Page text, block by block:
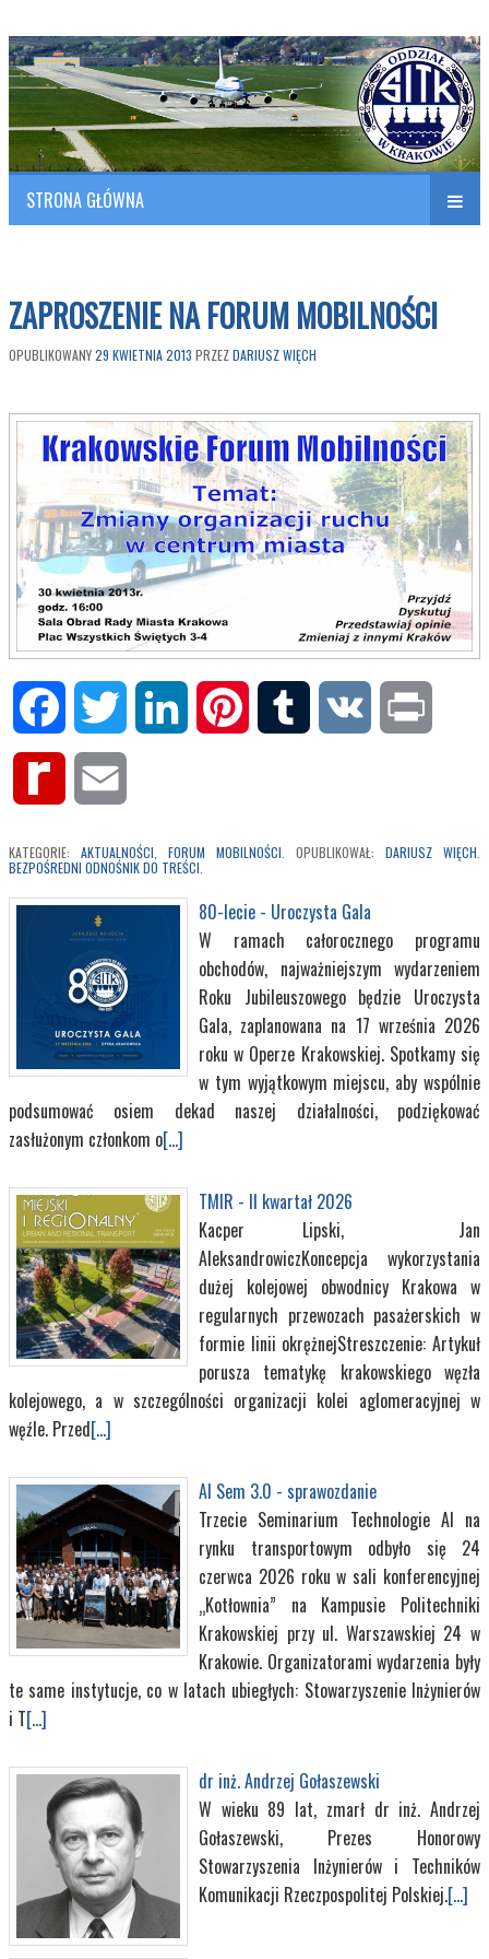
SITK RP Oddział w KRAKOWIE
Polish Association of Engineers & Technicians of Transportation
STRONA GŁÓWNA
ZAPROSZENIE NA FORUM MOBILNOŚCI
OPUBLIKOWANY29 KWIETNIA 2013 PRZEZDARIUSZ WIĘCH
Facebook Twitter LinkedIn Pinterest Tumblr VK
Rediff
KATEGORIE: AKTUALNOŚCI FORUM MOBILNOŚCI . OPUBLIKOWAŁ: DARIUSZ WIĘCH
BEZPOŚREDNI ODNOŚNIK DO TREŚCI
80-lecie - Uroczysta Gala
W ramach całorocznego programu
obchodów, najważniejszym wydarzeniem
Roku Jubileuszowego będzie Uroczysta
Gala, zaplanowana na 17 września 2026
roku w Operze Krakowskiej. Spotkamy się
w tym wyjątkowym miejscu, aby wspólnie
podsumować osiem dekad naszej działalności, podziękować
zasłużonym członkom o[...]
TMIR - II kwartał 2026
Kacper Lipski, Jan
AleksandrowiczKoncepcja wykorzystania
dużej kolejowej obwodnicy Krakowa w
regularnych przewozach pasażerskich w
formie linii okrężnejStreszczenie: Artykuł
porusza tematykę krakowskiego węzła
kolejowego, a w szczególności organizacji kolei aglomeracyjnej w
węźle. Przed[...]
AI Sem 3.0 - sprawozdanie
Trzecie Seminarium Technologie AI na
rynku transportowym odbyło się 24
czerwca 2026 roku w sali konferencyjnej
„Kotłownia” na Kampusie Politechniki
Krakowskiej przy ul. Warszawskiej 24 w
Krakowie. Organizatorami wydarzenia były
te same instytucje, co w latach ubiegłych: Stowarzyszenie Inżynierów
i T[...]
dr inż. Andrzej Gołaszewski
W wieku 89 lat, zmarł dr inż. Andrzej
Gołaszewski, Prezes Honorowy
Stowarzyszenia Inżynierów i Techników
Komunikacji Rzeczpospolitej Polskiej.[...]